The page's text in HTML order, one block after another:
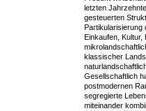
letzten
gesteuerten
Partikularisierung
Einkaufen,
klassischer
Gesellschaftlich
postmodernen
segregierte
miteinander